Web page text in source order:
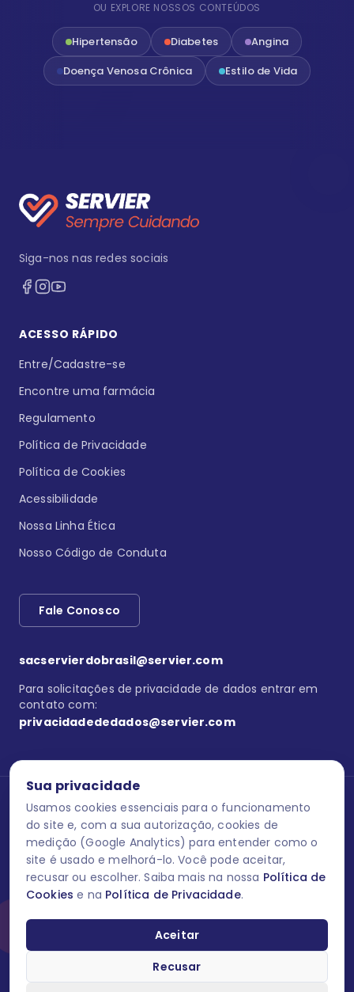
Sua privacidade
Usamos cookies essenciais para o funcionamento
do site e, com a sua autorização, cookies de
medição (Google Analytics) para entender como o
site é usado e melhorá-lo. Você pode aceitar,
recusar ou escolher. Saiba mais na nossa Política de
Cookies e na Política de Privacidade.
Aceitar
Recusar
OU EXPLORE NOSSOS CONTEÚDOS
Hipertensão Diabetes
Angina
Doença Venosa Crônica
Estilo de Vida
Siga-nos nas redes sociais
ACESSO RÁPIDO
Entre/Cadastre-se
Encontre uma farmácia
Regulamento
Política de Privacidade
Política de Cookies
Acessibilidade
Nossa Linha Ética
Nosso Código de Conduta
Fale Conosco
sacservierdobrasil@servier.com
Para solicitações de privacidade de dados entrar em
contato com:
privacidadededados@servier.com
Se estiver no programa semprecuidando, comunique aquiuma
reação adversa com os produtos Servier. Este site contém
informações para o público leigo e para os profissionais de saúde
do Brasil habilitados a prescrever medicamentos. M-AS ONE-BR-
202606-00013 / Agosto 2026.
O laboratório Servier do Brasil respeita os seus dados! Caso deseje
dados pessoais você pode fazê-lo a qualquer momento entrando
em contato através do site www.semprecuidando.com.br na opção
fale conosco.